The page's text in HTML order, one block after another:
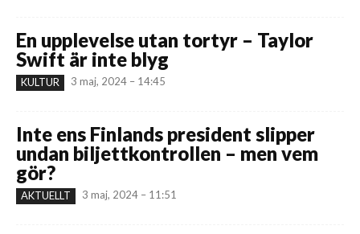
En upplevelse utan tortyr – Taylor
Swift är inte blyg
KULTUR 3 maj, 2024 – 14:45
Inte ens Finlands president slipper
undan biljettkontrollen – men vem
gör?
AKTUELLT 3 maj, 2024 – 11:51